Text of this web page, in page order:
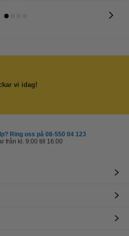
vi idag!
Ring oss på 08-550 04 123
från kl. 9:00 till 16:00